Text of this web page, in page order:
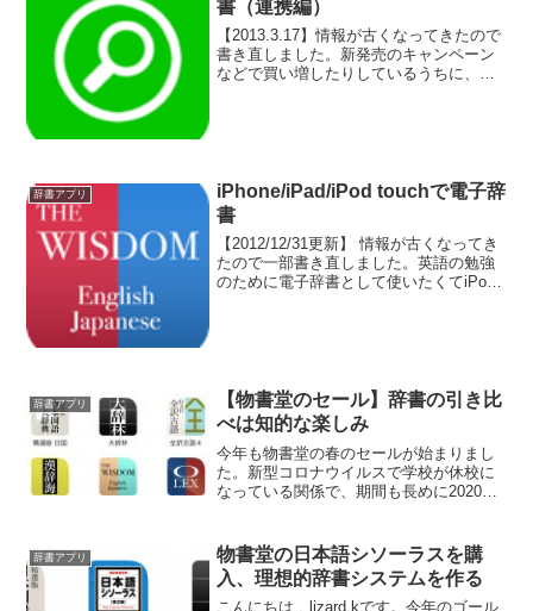
書（連携編）
【2013.3.17】情報が古くなってきたので
書き直しました。新発売のキャンペーン
などで買い増したりしているうちに、以
辞書アプリ
iPhone/iPad/iPod touchで電子辞
書
【2012/12/31更新】 情報が古くなってき
たので一部書き直しました。英語の勉強
のために電子辞書として使いたくてiPod
辞書アプリ
【物書堂のセール】辞書の引き比
べは知的な楽しみ
今年も物書堂の春のセールが始まりまし
た。新型コロナウイルスで学校が休校に
なっている関係で、期間も長めに2020年4
イトルも期間中にリリースされるという
こ...
辞書アプリ
物書堂の日本語シソーラスを購
入、理想的辞書システムを作る
こんにちは、lizard.kです。今年のゴール